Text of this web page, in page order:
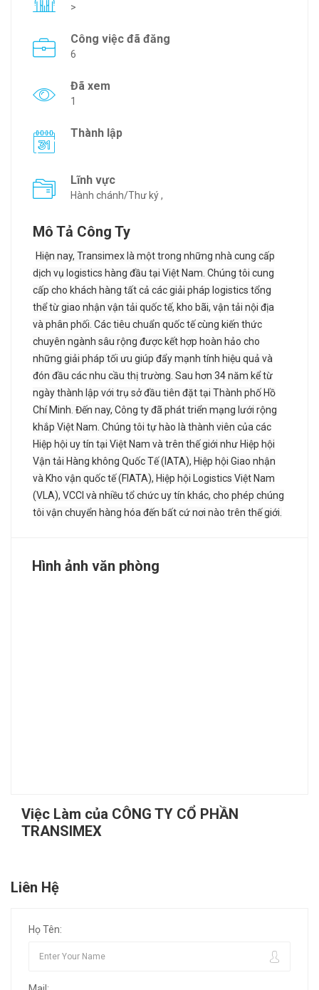
>
Công việc đã đăng
6
Đã xem
1
Thành lập
Lĩnh vực
Hành chánh/Thư ký ,
Mô Tả Công Ty
Hiện nay, Transimex là một trong những nhà cung cấp
dịch vụ logistics hàng đầu tại Việt Nam. Chúng tôi cung
cấp cho khách hàng tất cả các giải pháp logistics tổng
thể từ giao nhận vận tải quốc tế, kho bãi, vận tải nội địa
và phân phối. Các tiêu chuẩn quốc tế cùng kiến thức
chuyên ngành sâu rộng được kết hợp hoàn hảo cho
những giải pháp tối ưu giúp đẩy mạnh tính hiệu quả và
đón đầu các nhu cầu thị trường. Sau hơn 34 năm kể từ
ngày thành lập với trụ sở đầu tiên đặt tại Thành phố Hồ
Chí Minh. Đến nay, Công ty đã phát triển mạng lưới rộng
khắp Việt Nam. Chúng tôi tự hào là thành viên của các
Hiệp hội uy tín tại Việt Nam và trên thế giới như Hiệp hội
Vận tải Hàng không Quốc Tế (IATA), Hiệp hội Giao nhận
và Kho vận quốc tế (FIATA), Hiệp hội Logistics Việt Nam
(VLA), VCCI và nhiều tổ chức uy tín khác, cho phép chúng
tôi vận chuyển hàng hóa đến bất cứ nơi nào trên thế giới.
Hình ảnh văn phòng
Việc Làm của CÔNG TY CỔ PHẦN
TRANSIMEX
Liên Hệ
Họ Tên: